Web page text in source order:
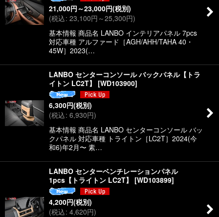
21,000円 ～23,000円(税別)
(税込: 23,100円 ～25,300円)
基本情報 商品名 LANBO インテリアパネル 7pcs
対応車種 アルファード［AGH/AHH/TAHA 40・
45W］2023(…
LANBO センターコンソール バックパネル【トラ
イトン LC2T】
[WD103900]
6,300円(税別)
(税込: 6,930円)
基本情報 商品名 LANBO センターコンソール バッ
クパネル 対応車種 トライトン［LC2T］2024(今
和6)年2月〜 素…
LANBO センターベンチレーションパネル
1pcs【トライトン LC2T】
[WD103899]
4,200円(税別)
(税込: 4,620円)